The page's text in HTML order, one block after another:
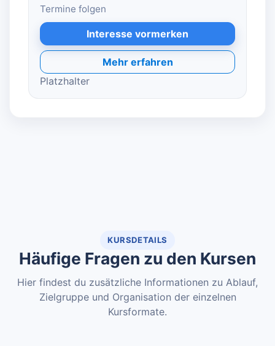
Termine folgen
Interesse vormerken
Mehr erfahren
Platzhalter
KURSDETAILS
Häufige Fragen zu den Kursen
Hier findest du zusätzliche Informationen zu Ablauf,
Zielgruppe und Organisation der einzelnen
Kursformate.